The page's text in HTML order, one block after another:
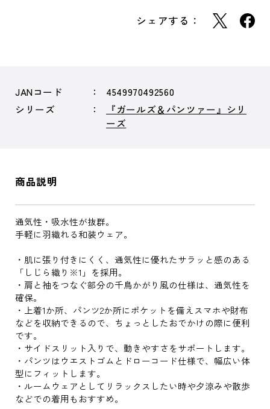
シェアする：
JANコード
4549970492560
シリーズ
『ガールズ＆パンツァー』シリ
ーズ
商品説明
通気性・吸水性が抜群。
手軽に羽織れる和装ウェア。
・肌に張り付きにくく、通気性に優れたサラッと感のある
「しじら織り※1」を採用。
・肩と袖をつなぐ部分の千鳥かがり風の仕様は、通気性を
確保。
・上着1か所、パンツ2か所にポケットを備えスマホや財布
などを収納できるので、ちょっとしたおでかけの際に便利
です。
・サイドスリット入りで、動きやすさをサポートします。
・パンツはウエストゴムとドローコード仕様で、幅広い体
型にフィットします。
・ルームウェアとしてリラックスしたい時や夕涼みや散歩
などでの着用もおすすめ。